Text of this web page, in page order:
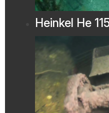
Heinkel He